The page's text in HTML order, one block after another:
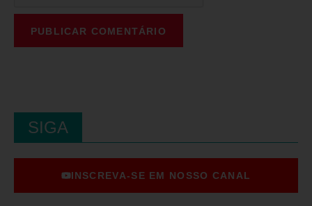
SIGA
INSCREVA-SE EM NOSSO CANAL